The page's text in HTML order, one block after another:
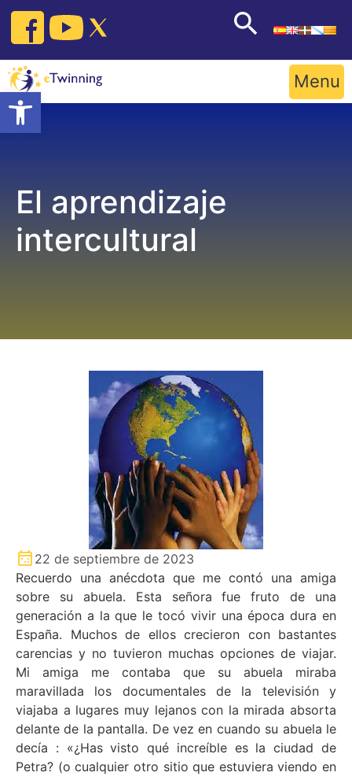
Open toolbar
Skip
content
Menu
El aprendizaje
intercultural
22 de septiembre de 2023
Recuerdo una anécdota que me contó una amiga
sobre su abuela. Esta señora fue fruto de una
generación a la que le tocó vivir una época dura en
España. Muchos de ellos crecieron con bastantes
carencias y no tuvieron muchas opciones de viajar.
Mi amiga me contaba que su abuela miraba
maravillada los documentales de la televisión y
viajaba a lugares muy lejanos con la mirada absorta
delante de la pantalla. De vez en cuando su abuela le
decía : «¿Has visto qué increíble es la ciudad de
Petra? (o cualquier otro sitio que estuviera viendo en